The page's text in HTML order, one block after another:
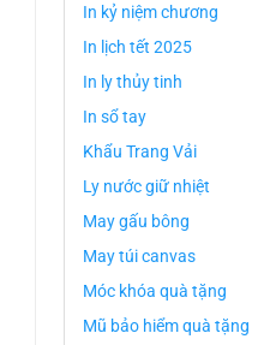
In kỷ niệm chương
In lịch tết 2025
In ly thủy tinh
In sổ tay
Khẩu Trang Vải
Ly nước giữ nhiệt
May gấu bông
May túi canvas
Móc khóa quà tặng
Mũ bảo hiểm quà tặng